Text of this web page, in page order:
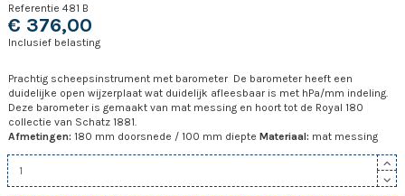
Referentie 481 B
€ 376,00
Inclusief belasting
Prachtig scheepsinstrument met barometer De barometer heeft een
duidelijke open wijzerplaat wat duidelijk afleesbaar is met hPa/mm indeling.
Deze barometer is gemaakt van mat messing en hoort tot de Royal 180
collectie van Schatz 1881.
Afmetingen: 180 mm doorsnede / 100 mm diepte Materiaal: mat messing